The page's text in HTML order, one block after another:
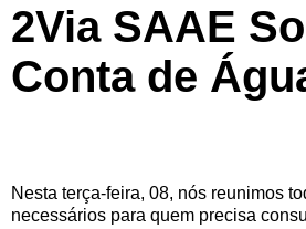
2Via SAAE
Conta de
Nesta terça-feira, 08, nós reunimos
necessários para quem precisa